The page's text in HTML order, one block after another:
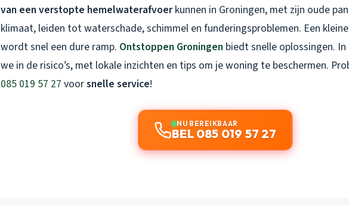
van een verstopte hemelwaterafvoerkunnen in Groningen, met zijn oude
klimaat, leiden tot waterschade, schimmel en funderingsproblemen. Een
wordt snel een dure ramp. Ontstoppen Groningen biedt snelle oplossingen.
we in de risico’s, met lokale inzichten en tips om je woning te beschermen.
085 019 57 27 voorsnelle service!
NU BEREIKBAAR
BEL 085 019 57 27